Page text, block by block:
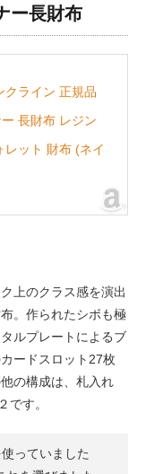
ー長財布
クライン 正規品
長財布 レジン
ット 財布 (ネイ
上のクラス感を演出
。作られたシボも極
ルプレートによるブ
ードスロット27枚
の構成は、札入れ
です。
っていました